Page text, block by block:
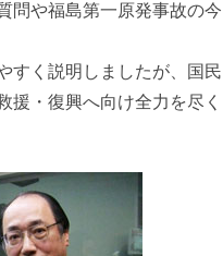
問や福島第一原発事故の今
すく説明しましたが、国民
援・復興へ向け全力を尽く